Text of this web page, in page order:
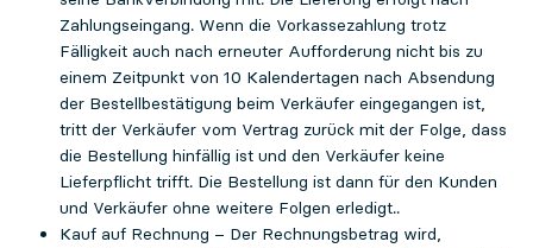
Zahlungseingang. Wenn die Vorkassezahlung trotz
Fälligkeit auch nach erneuter Aufforderung nicht bis zu
einem Zeitpunkt von 10 Kalendertagen nach Absendung
der Bestellbestätigung beim Verkäufer eingegangen ist,
tritt der Verkäufer vom Vertrag zurück mit der Folge, dass
die Bestellung hinfällig ist und den Verkäufer keine
Lieferpflicht trifft. Die Bestellung ist dann für den Kunden
und Verkäufer ohne weitere Folgen erledigt..
Kauf auf Rechnung – Der Rechnungsbetrag wird,